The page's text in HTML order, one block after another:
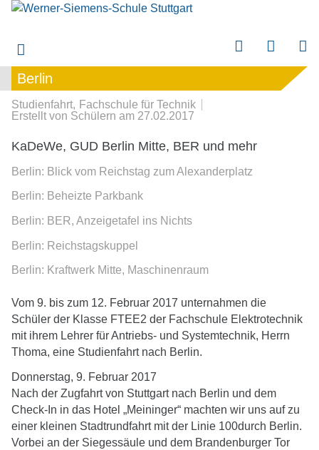
Berlin
Berlin
Studienfahrt
Fachschule für Technik
Erstellt von Schülern am 27.02.2017
KaDeWe, GUD Berlin Mitte, BER und mehr
Berlin: Blick vom Reichstag zum Alexanderplatz
Berlin: Beheizte Parkbank
Berlin: BER, Anzeigetafel ins Nichts
Berlin: Reichstagskuppel
Berlin: Kraftwerk Mitte, Maschinenraum
Vom 9. bis zum 12. Februar 2017 unternahmen die
Schüler der Klasse FTEE2 der Fachschule Elektrotechnik
mit ihrem Lehrer für Antriebs- und Systemtechnik, Herrn
Thoma, eine Studienfahrt nach Berlin.
Donnerstag, 9. Februar 2017
Nach der Zugfahrt von Stuttgart nach Berlin und dem
Check-In in das Hotel „Meininger“ machten wir uns auf zu
einer kleinen Stadtrundfahrt mit der Linie 100durch Berlin.
Vorbei an der Siegessäule und dem Brandenburger Tor